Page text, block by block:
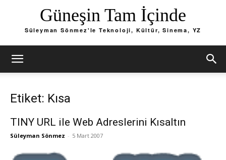
Güneşin Tam İçinde
Süleyman Sönmez'le Teknoloji, Kültür, Sinema, YZ
Etiket: Kısa
TINY URL ile Web Adreslerini Kısaltın
Süleyman Sönmez - 5 Mart 2007